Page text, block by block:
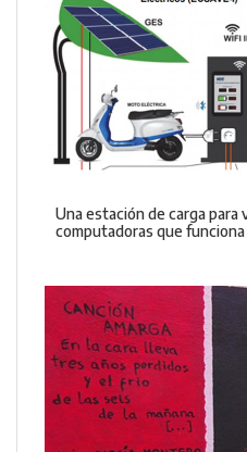
Una estación de carga
computadoras que